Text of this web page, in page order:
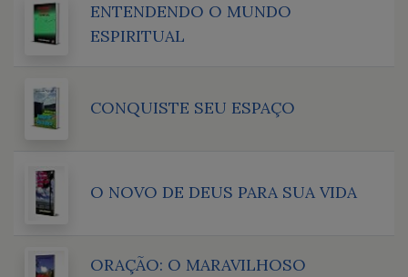
ENTENDENDO O MUNDO
ESPIRITUAL
CONQUISTE SEU ESPAÇO
O NOVO DE DEUS PARA SUA VIDA
ORAÇÃO: O MARAVILHOSO